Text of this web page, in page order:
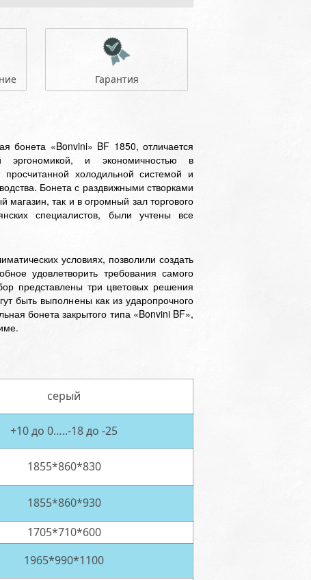
Гарантия
бонета «Bonvini» BF 1850, отличается
эргономикой, и экономичностью в
просчитанной холодильной системой и
Бонета с раздвижными створками
так и в огромный зал торгового
специалистов, были учтены все
условиях, позволили создать
удовлетворить требования самого
представлены три цветовых решения
быть выполнены как из ударопрочного
бонета закрытого типа «Bonvini BF»,
серый
+10 до 0…..-18 до -25
1855*860*830
1855*860*930
1705*710*600
1965*990*1100